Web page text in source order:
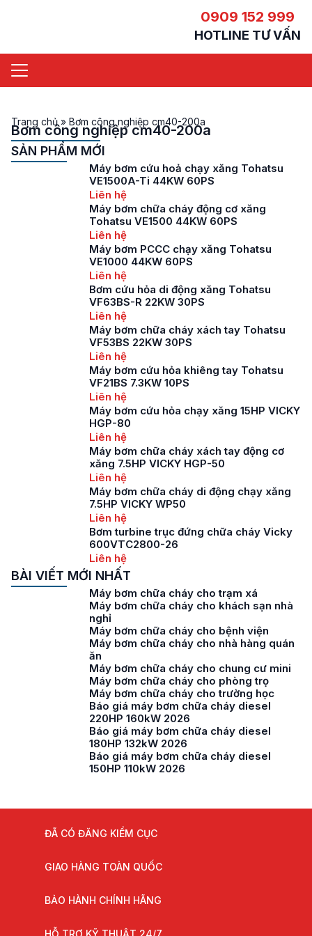
0909 152 999
HOTLINE TƯ VẤN
Trang chủ» Bơm công nghiệp cm40-200a
Bơm công nghiệp cm40-200a
SẢN PHẨM MỚI
Máy bơm cứu hoả chạy xăng Tohatsu
VE1500A-Ti 44KW 60PS
Liên hệ
Máy bơm chữa cháy động cơ xăng
Tohatsu VE1500 44KW 60PS
Liên hệ
Máy bơm PCCC chạy xăng Tohatsu
VE1000 44KW 60PS
Liên hệ
Bơm cứu hỏa di động xăng Tohatsu
VF63BS-R 22KW 30PS
Liên hệ
Máy bơm chữa cháy xách tay Tohatsu
VF53BS 22KW 30PS
Liên hệ
Máy bơm cứu hỏa khiêng tay Tohatsu
VF21BS 7.3KW 10PS
Liên hệ
Máy bơm cứu hỏa chạy xăng 15HP VICKY
HGP-80
Liên hệ
Máy bơm chữa cháy xách tay động cơ
xăng 7.5HP VICKY HGP-50
Liên hệ
Máy bơm chữa cháy di động chạy xăng
7.5HP VICKY WP50
Liên hệ
Bơm turbine trục đứng chữa cháy Vicky
600VTC2800-26
Liên hệ
BÀI VIẾT MỚI NHẤT
Máy bơm chữa cháy cho trạm xá
Máy bơm chữa cháy cho khách sạn nhà
nghỉ
Máy bơm chữa cháy cho bệnh viện
Máy bơm chữa cháy cho nhà hàng quán
ăn
Máy bơm chữa cháy cho chung cư mini
Máy bơm chữa cháy cho phòng trọ
Máy bơm chữa cháy cho trường học
Báo giá máy bơm chữa cháy diesel
220HP 160kW 2026
Báo giá máy bơm chữa cháy diesel
180HP 132kW 2026
Báo giá máy bơm chữa cháy diesel
150HP 110kW 2026
ĐÃ CÓ ĐĂNG KIỂM CỤC
GIAO HÀNG TOÀN QUỐC
BẢO HÀNH CHÍNH HÃNG
HỖ TRỢ KỸ THUẬT 24/7